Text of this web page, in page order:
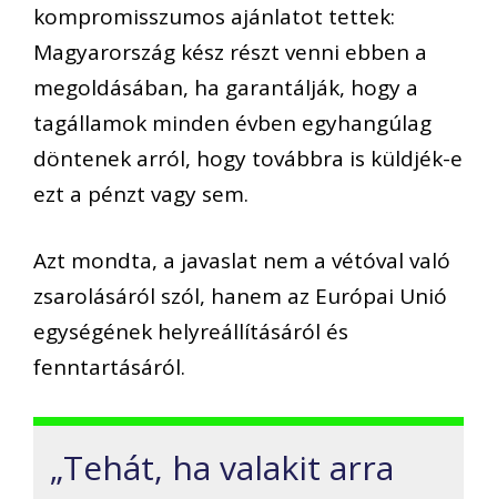
kompromisszumos ajánlatot tettek:
Magyarország kész részt venni ebben a
megoldásában, ha garantálják, hogy a
tagállamok minden évben egyhangúlag
döntenek arról, hogy továbbra is küldjék-e
ezt a pénzt vagy sem.
Azt mondta, a javaslat nem a vétóval való
zsarolásáról szól, hanem az Európai Unió
egységének helyreállításáról és
fenntartásáról.
„Tehát, ha valakit arra